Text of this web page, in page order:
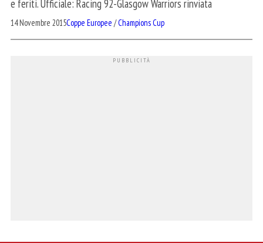
e feriti. Ufficiale: Racing 92-Glasgow Warriors rinviata
14 Novembre 2015Coppe Europee /Champions Cup